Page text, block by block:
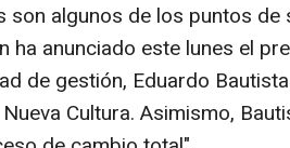
son algunos de los puntos
ha anunciado este lunes el
de gestión, Eduardo
Cultura. Asimismo,